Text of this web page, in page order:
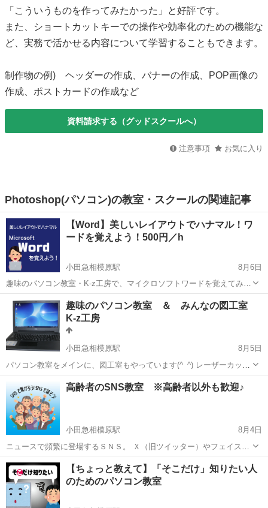
「こういうものを作ってみたかった」と好評です。
また、ショートカットキーでの操作や効率化のための機能な
ど、実務で活かせる内容について学習することもできます。
制作物の例) ヘッダーの作成、バナーの作成、POP画像の
作成、ポストカードの作成など
資料請求する（グッドスクールへ）
注意事項 お気に入り
Photoshop(パソコン)の教室・スクールの関連記事
【Word】美しいレイアウトでハナマル！ワ
ードを覚えよう！500円／h
小田急相模原駅
8月6日
趣味のパソコン教室・K-z工房で、マイクロソフトワードを覚えてみま
せんか？ ワード（Word）が、パソコンに入っていたけどこれって何？
使ったことないんだけど、どうやってつかうの？ という方も多いは
ず。 ワー...
神奈川 相模原市 小田急相模原駅 ワード チラシ
趣味のパソコン教室 ＆ みんなの図工室
K-z工房
小田急相模原駅
8月5日
パソコン教室をメインに、図工室もやっています(^_^) レーザーカッタ
ー、３Ｄプリンタもあるので、パソコンと工作はもはや一緒にやるも
のという発想です。 その他にも電動糸ノコや、一般工具もたくさんあ
ります。 Wind...
相模原市 小田急相模原駅 その他 図工
高齢者のSNS教室 ※高齢者以外も歓迎♪
小田急相模原駅
8月4日
ニュースで頻繁に登場するＳＮＳ。 Ｘ（旧ツイッター）やフェイスブ
ック、インスタグラムやティックトック。 最近では、テレビ番組や、
野球中継などでも、 「（ＳＮＳで）メッセージを送ってください！」
なんて、やってます...
神奈川 相模原市 小田急相模原駅 その他 SNS
【ちょっと教えて】「そこだけ」知りたい人
のためのパソコン教室